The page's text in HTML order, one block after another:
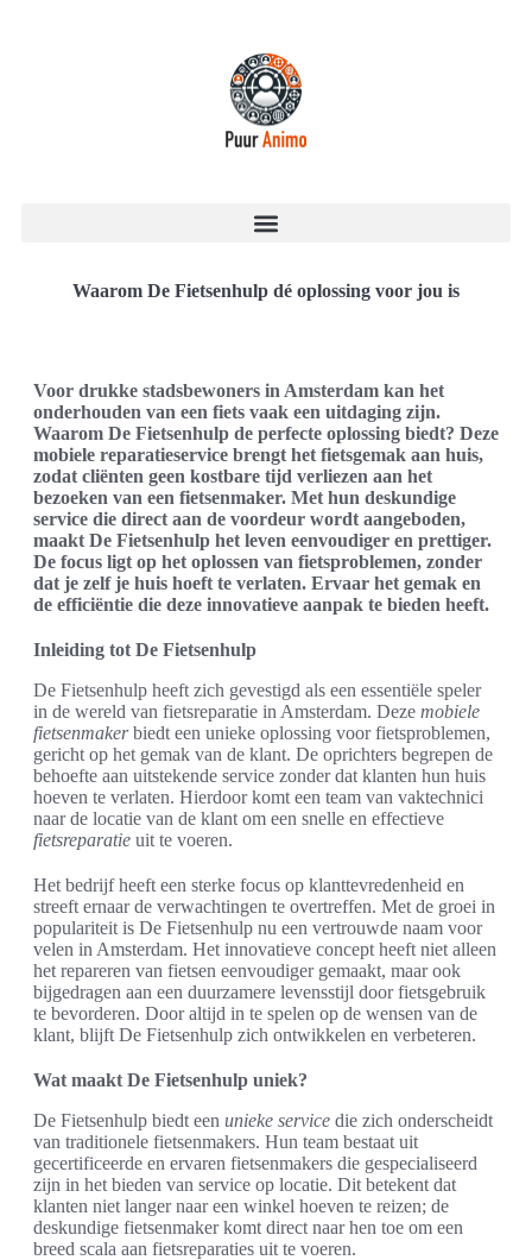
Waarom De Fietsenhulp dé oplossing voor jou is
Voor drukke stadsbewoners in Amsterdam kan het
onderhouden van een fiets vaak een uitdaging zijn.
Waarom De Fietsenhulp de perfecte oplossing biedt? Deze
mobiele reparatieservice brengt het fietsgemak aan huis,
zodat cliënten geen kostbare tijd verliezen aan het
bezoeken van een fietsenmaker. Met hun deskundige
service die direct aan de voordeur wordt aangeboden,
maakt De Fietsenhulp het leven eenvoudiger en prettiger.
De focus ligt op het oplossen van fietsproblemen, zonder
dat je zelf je huis hoeft te verlaten. Ervaar het gemak en
de efficiëntie die deze innovatieve aanpak te bieden heeft.
Inleiding tot De Fietsenhulp
De Fietsenhulp heeft zich gevestigd als een essentiële speler
in de wereld van fietsreparatie in Amsterdam. Deze mobiele
fietsenmakerbiedt een unieke oplossing voor fietsproblemen,
gericht op het gemak van de klant. De oprichters begrepen de
behoefte aan uitstekende service zonder dat klanten hun huis
hoeven te verlaten. Hierdoor komt een team van vaktechnici
naar de locatie van de klant om een snelle en effectieve
fietsreparatie uit te voeren.
Het bedrijf heeft een sterke focus op klanttevredenheid en
streeft ernaar de verwachtingen te overtreffen. Met de groei in
populariteit is De Fietsenhulp nu een vertrouwde naam voor
velen in Amsterdam. Het innovatieve concept heeft niet alleen
het repareren van fietsen eenvoudiger gemaakt, maar ook
bijgedragen aan een duurzamere levensstijl door fietsgebruik
te bevorderen. Door altijd in te spelen op de wensen van de
klant, blijft De Fietsenhulp zich ontwikkelen en verbeteren.
Wat maakt De Fietsenhulp uniek?
De Fietsenhulp biedt een unieke service die zich onderscheidt
van traditionele fietsenmakers. Hun team bestaat uit
gecertificeerde en ervaren fietsenmakers die gespecialiseerd
zijn in het bieden van service op locatie. Dit betekent dat
klanten niet langer naar een winkel hoeven te reizen; de
deskundige fietsenmaker komt direct naar hen toe om een
breed scala aan fietsreparaties uit te voeren.